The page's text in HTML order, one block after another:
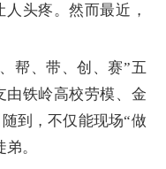
头疼。然而最近，
、带、创、赛”五
由铁岭高校劳模、金
到，不仅能现场“做
。